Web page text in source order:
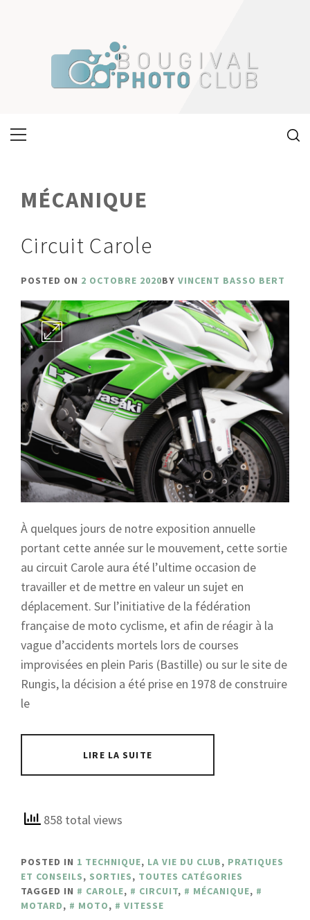
Primary
MÉCANIQUE
Circuit Carole
POSTED ON 2 OCTOBRE 2020BY VINCENT BASSO BERT
À quelques jours de notre exposition annuelle
portant cette année sur le mouvement, cette sortie
au circuit Carole aura été l’ultime occasion de
travailler et de mettre en valeur un sujet en
déplacement. Sur l’initiative de la fédération
française de moto cyclisme, et afin de réagir à la
vague d’accidents mortels lors de courses
improvisées en plein Paris (Bastille) ou sur le site de
Rungis, la décision a été prise en 1978 de construire
le
LIRE LA SUITE
858 total views
POSTED IN 1 TECHNIQUE, LA VIE DU CLUB, PRATIQUES
ET CONSEILS, SORTIES, TOUTES CATÉGORIES
TAGGED IN
CAROLE, CIRCUIT, MÉCANIQUE,
MOTARD, MOTO, VITESSE